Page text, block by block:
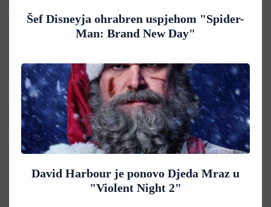
Šef Disneyja ohrabren uspjehom "Spider-
Man: Brand New Day"
David Harbour je ponovo Djeda Mraz u
"Violent Night 2"